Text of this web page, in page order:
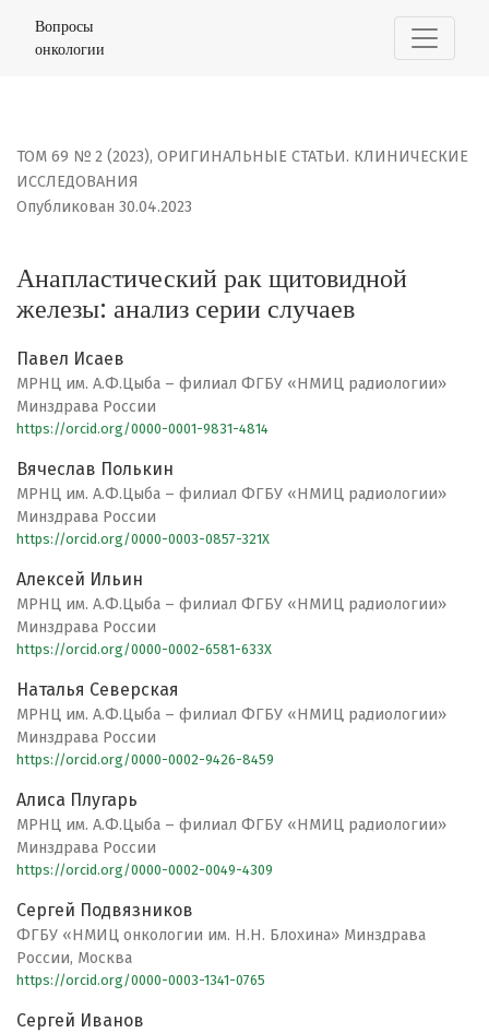
Анапластический рак щитовидной железы: анализ
Вопросы
онкологии
ТОМ 69 № 2 (2023), ОРИГИНАЛЬНЫЕ СТАТЬИ. КЛИНИЧЕСКИЕ
ИССЛЕДОВАНИЯ
Анапластический рак щитовидной
железы: анализ серии случаев
Опубликован 30.04.2023
Павел Исаев
МРНЦ им. А.Ф.Цыба – филиал ФГБУ «НМИЦ радиологии»
Минздрава России
https://orcid.org/0000-0001-9831-4814
Вячеслав Полькин
МРНЦ им. А.Ф.Цыба – филиал ФГБУ «НМИЦ радиологии»
Минздрава России
https://orcid.org/0000-0003-0857-321X
Алексей Ильин
МРНЦ им. А.Ф.Цыба – филиал ФГБУ «НМИЦ радиологии»
Минздрава России
https://orcid.org/0000-0002-6581-633X
Наталья Северская
МРНЦ им. А.Ф.Цыба – филиал ФГБУ «НМИЦ радиологии»
Минздрава России
https://orcid.org/0000-0002-9426-8459
Алиса Плугарь
МРНЦ им. А.Ф.Цыба – филиал ФГБУ «НМИЦ радиологии»
Минздрава России
https://orcid.org/0000-0002-0049-4309
Сергей Подвязников
ФГБУ «НМИЦ онкологии им. Н.Н. Блохина» Минздрава
России, Москва
https://orcid.org/0000-0003-1341-0765
Сергей Иванов